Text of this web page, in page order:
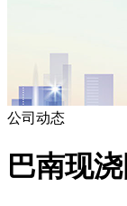
公司动态
巴南现